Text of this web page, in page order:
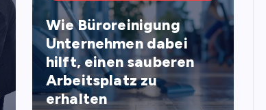
Wie Büroreinigung
Unternehmen dabei
hilft, einen sauberen
Arbeitsplatz zu
erhalten